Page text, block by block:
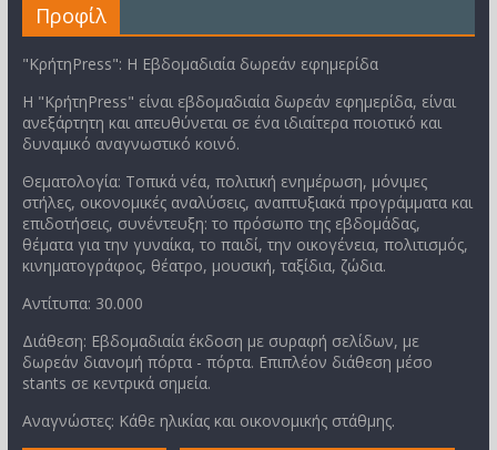
Προφίλ
"ΚρήτηPress": Η Εβδομαδιαία δωρεάν εφημερίδα
Η "ΚρήτηPress" είναι εβδομαδιαία δωρεάν εφημερίδα, είναι
ανεξάρτητη και απευθύνεται σε ένα ιδιαίτερα ποιοτικό και
δυναμικό αναγνωστικό κοινό.
Θεματολογία: Τοπικά νέα, πολιτική ενημέρωση, μόνιμες
στήλες, οικονομικές αναλύσεις, αναπτυξιακά προγράμματα και
επιδοτήσεις, συνέντευξη: το πρόσωπο της εβδομάδας,
θέματα για την γυναίκα, το παιδί, την οικογένεια, πολιτισμός,
κινηματογράφος, θέατρο, μουσική, ταξίδια, ζώδια.
Αντίτυπα: 30.000
Διάθεση: Εβδομαδιαία έκδοση με συραφή σελίδων, με
δωρεάν διανομή πόρτα - πόρτα. Επιπλέον διάθεση μέσο
stants σε κεντρικά σημεία.
Αναγνώστες: Κάθε ηλικίας και οικονομικής στάθμης.